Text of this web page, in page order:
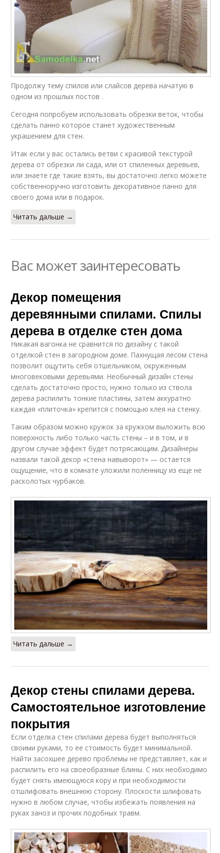
Продолжу тему спилов или слайсов дерева начатую в
одном из прошлых постов .
Сегодня попробуем использовать обрезки веток, чтобы
сделать панно которое станет художественным
украшением для стен.
Итак если у вас остались ветви с красивой текстурой
дерева от обрезки ли сада, или от спиленных деревьев,
или знаете где такие взять, вы достаточно легко можете
собственноручно изготовить декоративное панно для
своего дома или в подарок.
Читать дальше →
Вас может заинтересовать
Декор помещения
деревянными спилами. Спилы
дерева в отделке стен дома
Никакая вагонка не сравнится по дизайну с такой
отделкой стен в загородном доме. Пахнущая лесом стена
позволит ощутить себя отшельником, окруженным
многовековыми деревьями. Необычный дизайн стены
сделать достаточно просто, нужно только из ствола
дерева распилить тонкие пластины, затем аккуратно
каждая «плиточка» крепится с помощью клея на стенку.
Таким образом можно кружок за кружком выложить всю
поверхность либо только часть стены – и в том, и в
другом случае эффект будет потрясающим. Дизайнеры
назвали такой декор «стена навыворот» — остается
ощущение, что в комнате уложили поленницу из еще не
расколотых чурбаков.
Читать дальше →
Декор стены спилами дерева.
Самостоятельное изготовление
покрытия
Если отделка стен спилами дерева будет выполняться
своими руками, то ее стоимость будет минимальной.
Найти засохшее дерево проблемы не представляет, как и
распилить его на своеобразные блины. С них необходимо
будет снять имеющуюся кору и при необходимости
отшлифовать внешнюю сторону. Плоскости шлифовать
нужно в любом случае, чтобы избежать появления на
руках заноз и прочих подобных травм.